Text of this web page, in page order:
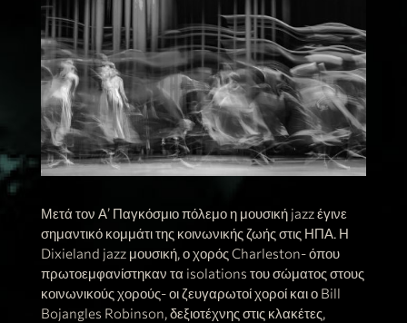
Μετά τον Α’ Παγκόσμιο πόλεμο η μουσική jazz έγινε
σημαντικό κομμάτι της κοινωνικής ζωής στις ΗΠΑ. Η
Dixieland jazz μουσική, ο χορός Charleston- όπου
πρωτοεμφανίστηκαν τα isolations του σώματος στους
κοινωνικούς χορούς- οι ζευγαρωτοί χοροί και ο Bill
Bojangles Robinson, δεξιοτέχνης στις κλακέτες,